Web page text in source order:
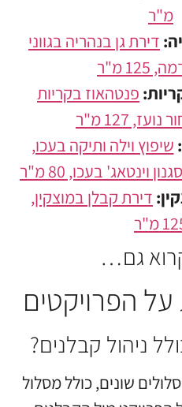
מ"ר
דירת גן בנהריה בגווני
מ"ר
פנטהאוז בקריות
127 מ"ר
שיפוץ וילה ותיקה בעכו,
וינטאג' בעכו, 80 מ"ר
דירת קבלן במוצקין,
מ"ר
גם…
הפרויקטים
ניהול קבלנים?
שונים, כולל מסלול